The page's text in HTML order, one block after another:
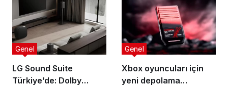
standart
LG Sound Suite
Türkiye’de: Dolby
Genel
Xbox oyuncuları için
yeni depolama
Genel